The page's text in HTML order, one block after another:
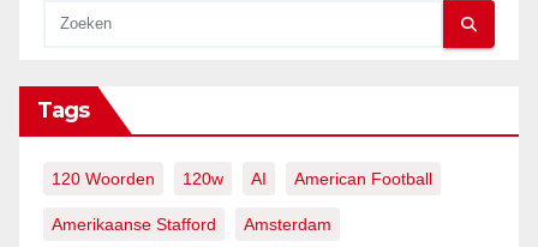
Tags
120 Woorden 120w AI American Football
Amerikaanse Stafford Amsterdam